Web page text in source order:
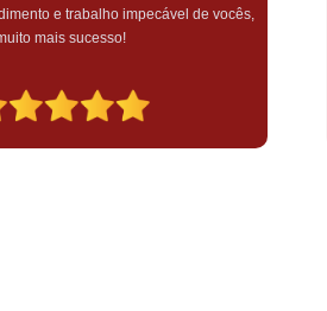
Lembrancinha Evento Corporativo
de Aniversário
Lembrancinha de Aniversário Menina
outras encomendas